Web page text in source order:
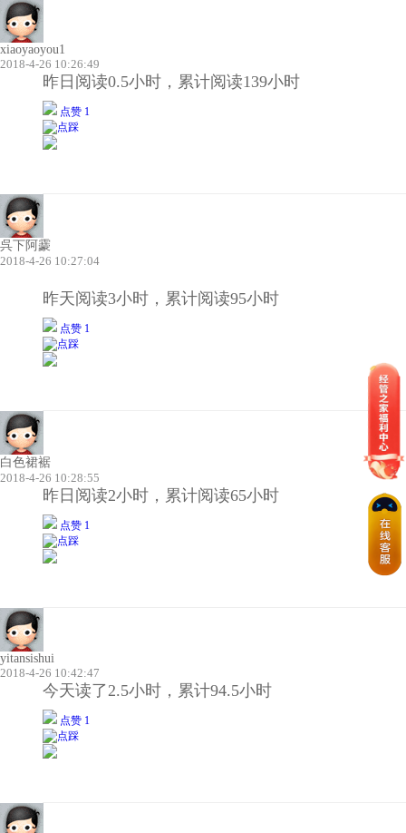
xiaoyaoyou1
2018-4-26 10:26:49
昨日阅读0.5小时，累计阅读139小时
点赞 1
呉下阿靀
2018-4-26 10:27:04
昨天阅读3小时，累计阅读95小时
点赞 1
白色裙裾
2018-4-26 10:28:55
昨日阅读2小时，累计阅读65小时
点赞 1
yitansishui
2018-4-26 10:42:47
今天读了2.5小时，累计94.5小时
点赞 1